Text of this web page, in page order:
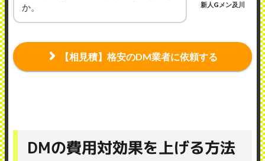
か。
新人Gメン及川
【相見積】格安のDM業者に依頼する
DMの費用対効果を上げる方法